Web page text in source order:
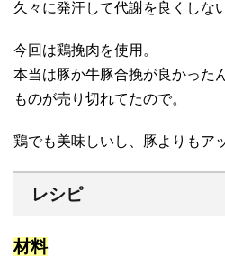
久々に発汗して代謝を良くしな
今回は鶏挽肉を使用。
本当は豚か牛豚合挽が良かった
ものが売り切れてたので。
鶏でも美味しいし、豚よりもア
レシピ
材料